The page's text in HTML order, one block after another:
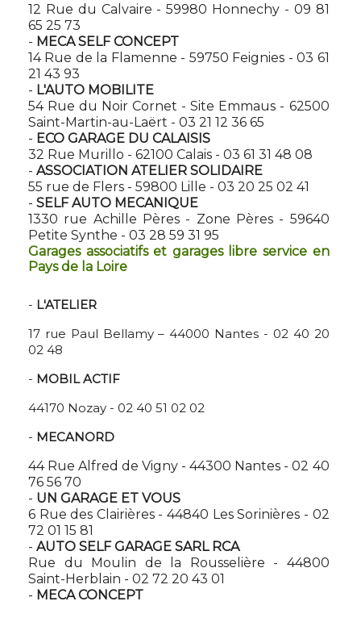
12 Rue du Calvaire - 59980 Honnechy - 09 81
65 25 73
- MECA SELF CONCEPT
14 Rue de la Flamenne - 59750 Feignies - 03 61
21 43 93
- L'AUTO MOBILITE
54 Rue du Noir Cornet - Site Emmaus - 62500
Saint-Martin-au-Laërt - 03 21 12 36 65
- ECO GARAGE DU CALAISIS
32 Rue Murillo - 62100 Calais - 03 61 31 48 08
- ASSOCIATION ATELIER SOLIDAIRE
55 rue de Flers - 59800 Lille - 03 20 25 02 41
- SELF AUTO MECANIQUE
1330 rue Achille Pères - Zone Pères - 59640
Petite Synthe - 03 28 59 31 95
Garages associatifs et garages libre service en
Pays de la Loire
- L'ATELIER
17 rue Paul Bellamy – 44000 Nantes - 02 40 20
02 48
- MOBIL ACTIF
44170 Nozay - 02 40 51 02 02
- MECANORD
44 Rue Alfred de Vigny - 44300 Nantes - 02 40
76 56 70
- UN GARAGE ET VOUS
6 Rue des Clairières - 44840 Les Sorinières - 02
72 01 15 81
- AUTO SELF GARAGE SARL RCA
Rue du Moulin de la Rousselière - 44800
Saint-Herblain - 02 72 20 43 01
- MECA CONCEPT